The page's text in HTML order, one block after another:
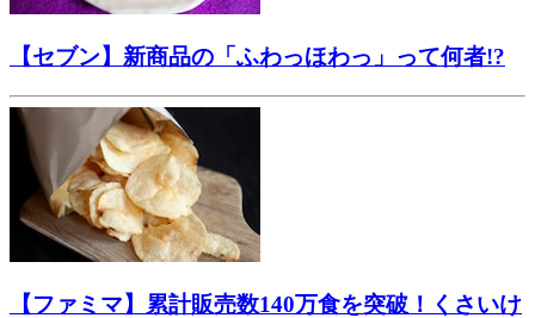
【セブン】新商品の「ふわっほわっ」って何者!?
【ファミマ】累計販売数140万食を突破！くさいけ